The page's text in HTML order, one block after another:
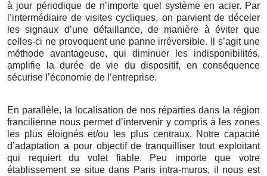
à jour périodique de n’importe quel système en acier. Par
l’intermédiaire de visites cycliques, on parvient de déceler
les signaux d’une défaillance, de manière à éviter que
celles-ci ne provoquent une panne irréversible. Il s’agit une
méthode avantageuse, qui diminuer les indisponibilités,
amplifie la durée de vie du dispositif, en conséquence
sécurise l’économie de l’entreprise.
En parallèle, la localisation de nos réparties dans la région
francilienne nous permet d’intervenir y compris à les zones
les plus éloignés et/ou les plus centraux. Notre capacité
d’adaptation a pour objectif de tranquilliser tout exploitant
qui requiert du volet fiable. Peu importe que votre
établissement se situe dans Paris intra-muros, il nous est